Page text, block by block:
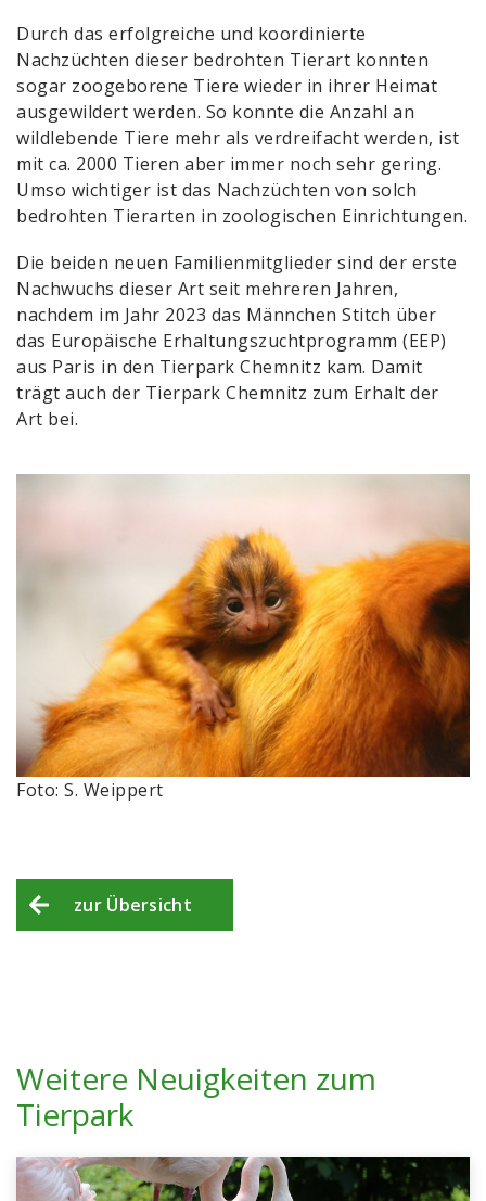
Foto: S. Weippert
Durch das erfolgreiche und koordinierte
Nachzüchten dieser bedrohten Tierart konnten
sogar zoogeborene Tiere wieder in ihrer Heimat
ausgewildert werden. So konnte die Anzahl an
wildlebende Tiere mehr als verdreifacht werden, ist
mit ca. 2000 Tieren aber immer noch sehr gering.
Umso wichtiger ist das Nachzüchten von solch
bedrohten Tierarten in zoologischen Einrichtungen.
Die beiden neuen Familienmitglieder sind der erste
Nachwuchs dieser Art seit mehreren Jahren,
nachdem im Jahr 2023 das Männchen Stitch über
das Europäische Erhaltungszuchtprogramm (EEP)
aus Paris in den Tierpark Chemnitz kam. Damit
trägt auch der Tierpark Chemnitz zum Erhalt der
Art bei.
zur Übersicht
Weitere Neuigkeiten zum
Tierpark